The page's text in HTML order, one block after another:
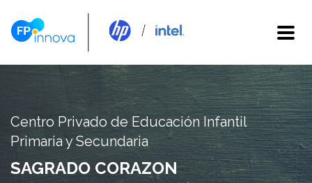
Centro Privado de Educación Infantil
Primaria y Secundaria
SAGRADO CORAZON